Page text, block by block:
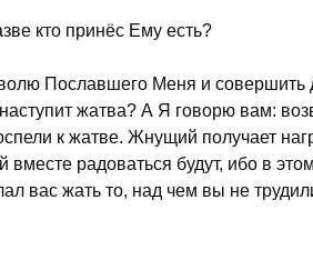
кто принёс Ему есть?
Пославшего Меня и совершить
жатва? А Я говорю вам:
к жатве. Жнущий получает
радоваться будут, ибо в
вас жать то, над чем вы не